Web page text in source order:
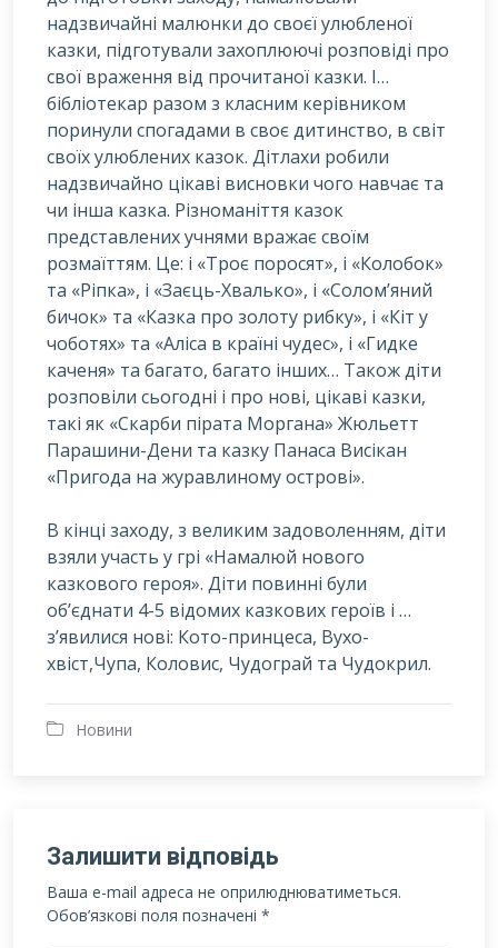
надзвичайні малюнки до своєї улюбленої
казки, підготували захоплюючі розповіді про
свої враження від прочитаної казки. І…
бібліотекар разом з класним керівником
поринули спогадами в своє дитинство, в світ
своїх улюблених казок. Дітлахи робили
надзвичайно цікаві висновки чого навчає та
чи інша казка. Різноманіття казок
представлених учнями вражає своїм
розмаїттям. Це: і «Троє поросят», і «Колобок»
та «Ріпка», і «Заєць-Хвалько», і «Солом’яний
бичок» та «Казка про золоту рибку», і «Кіт у
чоботях» та «Аліса в країні чудес», і «Гидке
каченя» та багато, багато інших… Також діти
розповіли сьогодні і про нові, цікаві казки,
такі як «Скарби пірата Моргана» Жюльетт
Парашини-Дени та казку Панаса Висікан
«Пригода на журавлиному острові».
В кінці заходу, з великим задоволенням, діти
взяли участь у грі «Намалюй нового
казкового героя». Діти повинні були
об’єднати 4-5 відомих казкових героїв і …
з’явилися нові: Кото-принцеса, Вухо-
хвіст,Чупа, Коловис, Чудограй та Чудокрил.
Новини
Залишити відповідь
Ваша e-mail адреса не оприлюднюватиметься.
Обов’язкові поля позначені *